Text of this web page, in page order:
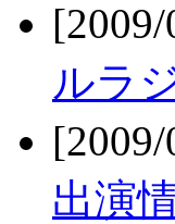
ルラ
出演